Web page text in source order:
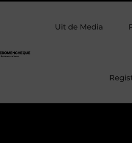
uienhandel op een bepaalde
Uit de Media